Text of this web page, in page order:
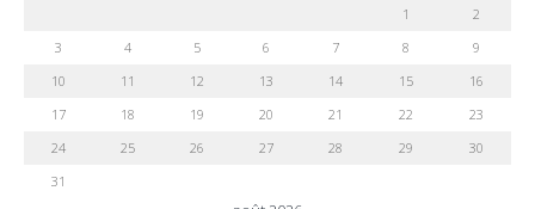
1
2
3
4 5 6 7 8
9
10
11 12 13 14 15
16
17
18 19 20 21 22
23
24
25 26 27 28 29
30
31